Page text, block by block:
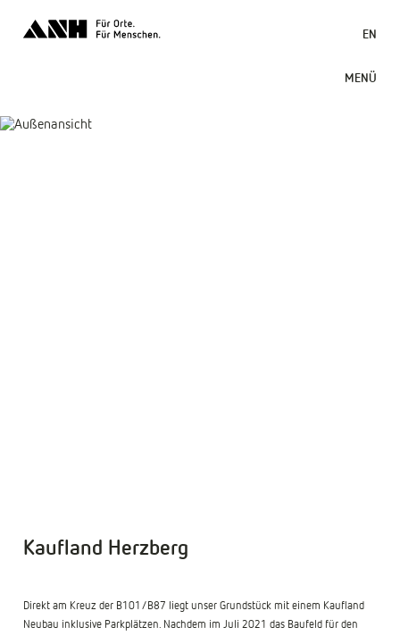
EN
MENÜ
Kaufland Herzberg
Direkt am Kreuz der B101/B87 liegt unser Grundstück mit einem Kaufland
Neubau inklusive Parkplätzen. Nachdem im Juli 2021 das Baufeld für den